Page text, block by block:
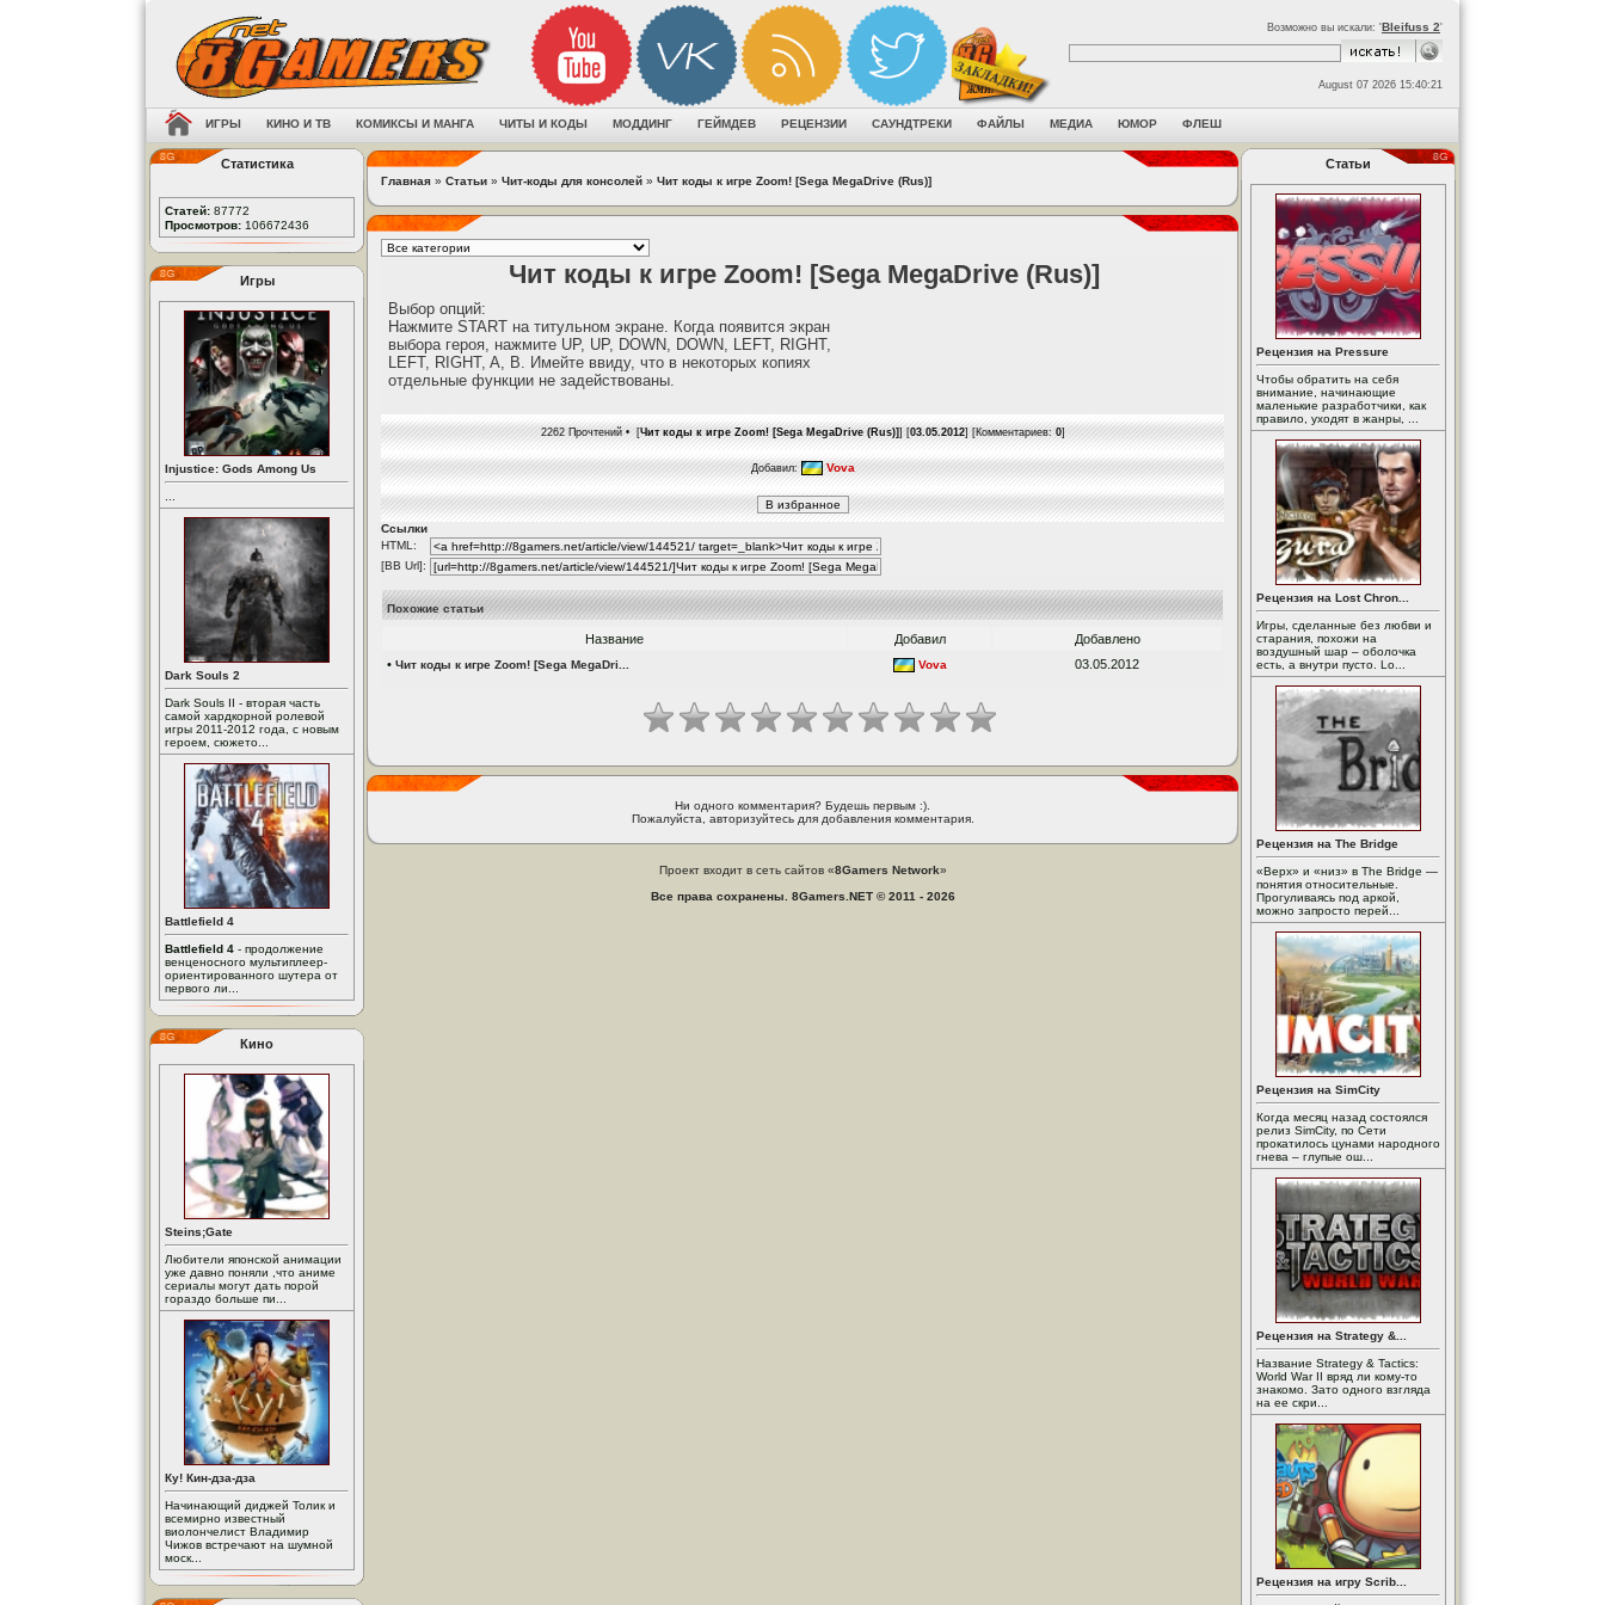
Возможно вы искали: 'Bleifuss 2'
August 07 2026 15:40:21
ИГРЫ КИНО И ТВ КОМИКСЫ И МАНГА ЧИТЫ И КОДЫ МОДДИНГ ГЕЙМДЕВ РЕЦЕНЗИИ САУНДТРЕКИ ФАЙЛЫ МЕДИА ЮМОР ФЛЕШ
Статистика
Статей: 87772
Просмотров: 106672436
Игры
Injustice: Gods Among Us
Dark Souls 2
Dark Souls II - вторая часть
самой хардкорной ролевой
игры 2011-2012 года, с новым
героем, сюжето...
Battlefield 4
Battlefield 4 - продолжение
венценосного мультиплеер-
ориентированного шутера от
первого ли...
Кино
Steins;Gate
Любители японской анимации
уже давно поняли ,что аниме
сериалы могут дать порой
гораздо больше пи...
Ку! Кин-дза-дза
Начинающий диджей Толик и
всемирно известный
виолончелист Владимир
Чижов встречают на шумной
моск...
Главная » Статьи » Чит-коды для консолей » Чит коды к игре Zoom! [Sega MegaDrive (Rus)]
Чит коды к игре Zoom! [Sega MegaDrive (Rus)]
Выбор опций:
Нажмите START на титульном экране. Когда появится экран
выбора героя, нажмите UP, UP, DOWN, DOWN, LEFT, RIGHT,
LEFT, RIGHT, A, B. Имейте ввиду, что в некоторых копиях
отдельные функции не задействованы.
2262 Прочтений • [Чит коды к игре Zoom! [Sega MegaDrive (Rus)]] [03.05.2012] [Комментариев: 0]
Добавил: Vova
Ссылки
HTML:
[BB Url]:
Похожие статьи
Название Добавил
Добавлено
• Чит коды к игре Zoom! [Sega MegaDri... Vova 03.05.2012
Ни одного комментария? Будешь первым :).
Пожалуйста, авторизуйтесь для добавления комментария.
Проект входит в сеть сайтов «8Gamers Network»
Все права сохранены. 8Gamers.NET © 2011 - 2026
Статьи
Рецензия на Pressure
Чтобы обратить на себя
внимание, начинающие
маленькие разработчики, как
правило, уходят в жанры, ...
Рецензия на Lost Chron...
Игры, сделанные без любви и
старания, похожи на
воздушный шар – оболочка
есть, а внутри пусто. Lo...
Рецензия на The Bridge
«Верх» и «низ» в The Bridge —
понятия относительные.
Прогуливаясь под аркой,
можно запросто перей...
Рецензия на SimCity
Когда месяц назад состоялся
релиз SimCity, по Сети
прокатилось цунами народного
гнева – глупые ош...
Рецензия на Strategy &...
Название Strategy & Tactics:
World War II вряд ли кому-то
знакомо. Зато одного взгляда
на ее скри...
Рецензия на игру Scrib...